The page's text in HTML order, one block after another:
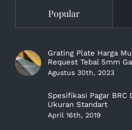
Popular
Grating Plate Harga
Request Tebal 5mm
Agustus 30th, 2023
Spesifikasi Pagar BRC
Ukuran Standart
April 16th, 2019